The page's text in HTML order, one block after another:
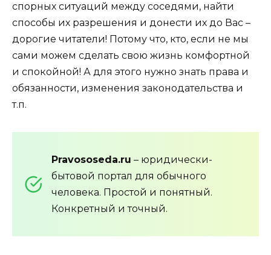
спорных ситуаций между соседями, найти
способы их разрешения и донести их до Вас –
дорогие читатели! Потому что, кто, если не мы
сами можем сделать свою жизнь комфортной
и спокойной! А для этого нужно знать права и
обязанности, изменения законодательства и
т.п.
Pravososeda.ru – юридически-
бытовой портал для обычного
человека. Простой и понятный.
Конкретный и точный.